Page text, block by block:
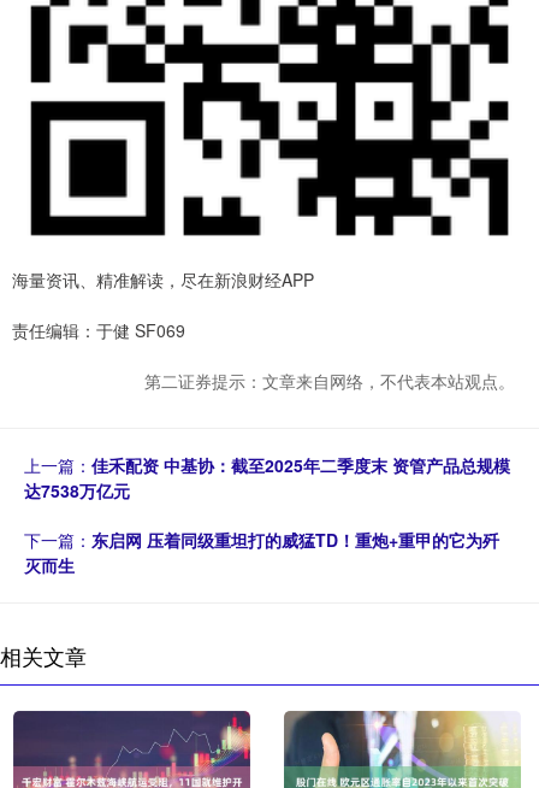
海量资讯、精准解读，尽在新浪财经APP
责任编辑：于健 SF069
第二证券提示：文章来自网络，不代表本站观点。
上一篇： 佳禾配资 中基协：截至2025年二季度末 资管产品总规模
达7538万亿元
下一篇： 东启网 压着同级重坦打的威猛TD！重炮+重甲的它为歼
灭而生
相关文章